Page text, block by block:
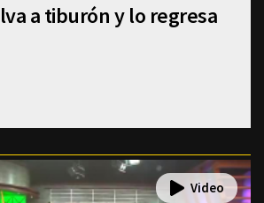
a tiburón y lo regresa